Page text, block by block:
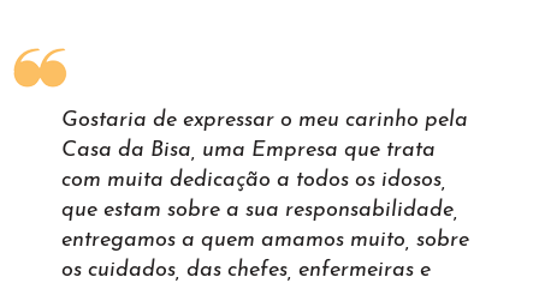
Gostaria de expressar o meu carinho pela
Casa da Bisa, uma Empresa que trata
com muita dedicação a todos os idosos,
que estam sobre a sua responsabilidade,
entregamos a quem amamos muito, sobre
os cuidados, das chefes, enfermeiras e